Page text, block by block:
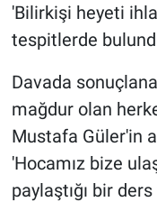
'Bilirkişi heyeti
tespitlerde
Davada
mağdur olan
Mustafa Güler'in
'Hocamız bize
paylaştığı bir